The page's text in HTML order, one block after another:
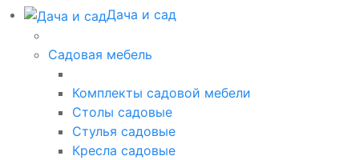
Дача и сад
Садовая мебель
Комплекты садовой мебели
Столы садовые
Стулья садовые
Кресла садовые